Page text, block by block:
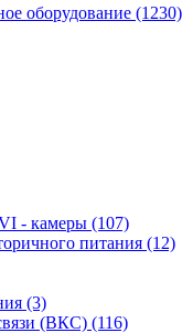
оборудование (1230)
- камеры (107)
питания (12)
(3)
(ВКС) (116)